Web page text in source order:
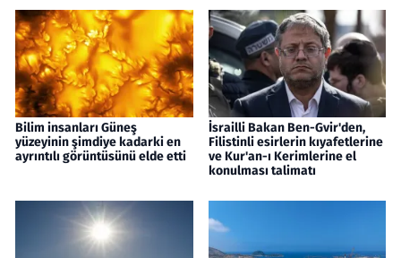
Bilim insanları Güneş
yüzeyinin şimdiye kadarki en
ayrıntılı görüntüsünü elde etti
İsrailli Bakan Ben-Gvir'den,
Filistinli esirlerin kıyafetlerine
ve Kur'an-ı Kerimlerine el
konulması talimatı